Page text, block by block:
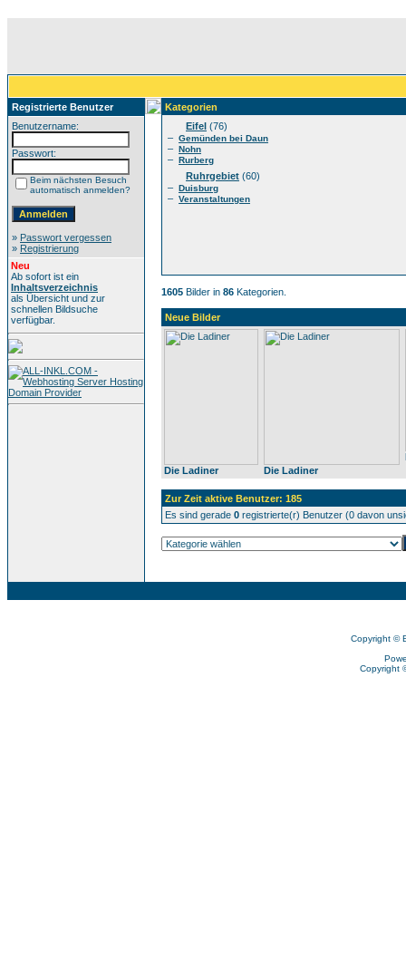
Registrierte Benutzer
Benutzername:
Passwort:
Beim nächsten Besuch
automatisch anmelden?
» Passwort vergessen
» Registrierung
Neu
Ab sofort ist ein
Inhaltsverzeichnis
als Übersicht und zur
schnellen Bildsuche
verfügbar.
Kategorien
Eifel (76)
– Gemünden bei Daun
– Nohn
– Rurberg
Ruhrgebiet (60)
– Duisburg
– Veranstaltungen
1605 Bilder in 86 Kategorien.
Neue Bilder
Die Ladiner Die Ladiner
Zur Zeit aktive Benutzer: 185
Es sind gerade 0 registrierte(r) Benutzer (0 davon
Copyright ©
Copyright